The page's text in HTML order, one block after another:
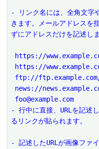
- リンク名には、全角文字
きます。メールアドレス
ずにアドレスだけを記述しま
https://
https://
ftp://
news://
foo@example.com
- 行中に直接、URLを記述
るリンクが貼られます。
- 記述したURLが画像ファ